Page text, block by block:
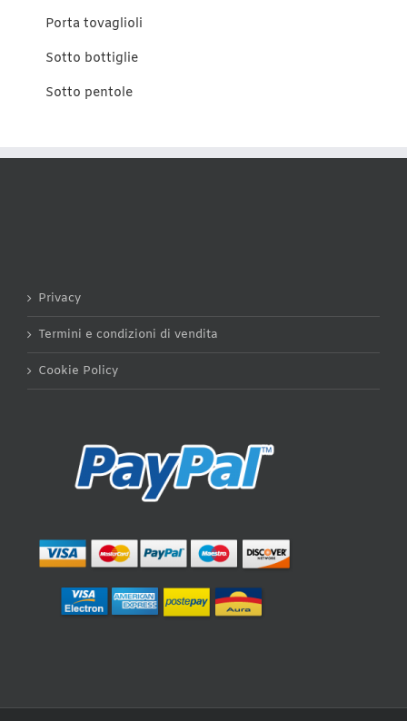
Porta tovaglioli
Sotto bottiglie
Sotto pentole
Privacy
Termini e condizioni di vendita
Cookie Policy